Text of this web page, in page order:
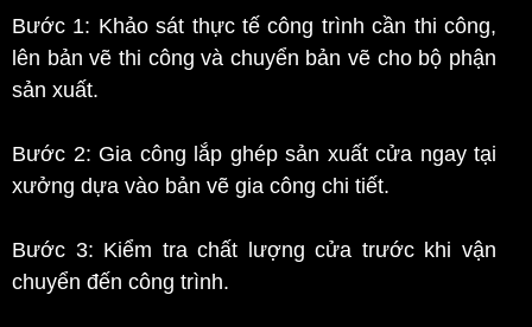
Bước 1: Khảo sát thực tế công trình cần thi công,
lên bản vẽ thi công và chuyển bản vẽ cho bộ phận
sản xuất.
Bước 2: Gia công lắp ghép sản xuất cửa ngay tại
xưởng dựa vào bản vẽ gia công chi tiết.
Bước 3: Kiểm tra chất lượng cửa trước khi vận
chuyển đến công trình.